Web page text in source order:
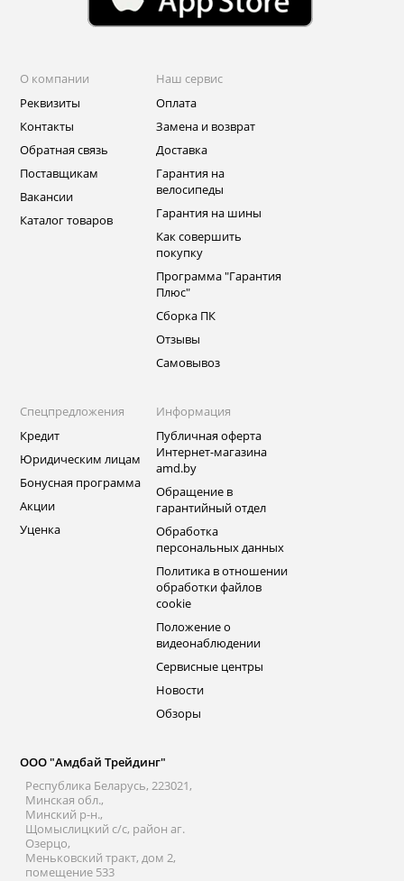
О компании
Реквизиты
Контакты
Обратная связь
Поставщикам
Вакансии
Каталог товаров
Наш сервис
Оплата
Замена и возврат
Доставка
Гарантия на
велосипеды
Гарантия на шины
Как совершить
покупку
Программа "Гарантия
Плюс"
Сборка ПК
Отзывы
Самовывоз
Спецпредложения
Кредит
Юридическим лицам
Бонусная программа
Акции
Уценка
Информация
Публичная оферта
Интернет-магазина
amd.by
Обращение в
гарантийный отдел
Обработка
персональных данных
Политика в отношении
обработки файлов
cookie
Положение о
видеонаблюдении
Сервисные центры
Новости
Обзоры
ООО "Амдбай Трейдинг"
Республика Беларусь, 223021,
Минская обл.,
Минский р-н.,
Щомыслицкий с/с, район аг.
Озерцо,
Меньковский тракт, дом 2,
помещение 533